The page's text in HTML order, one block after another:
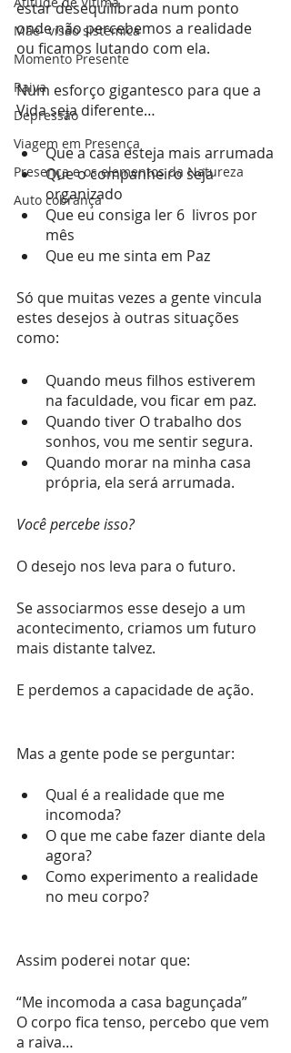
Mãe- visão sistêmica
Momento Presente
Raiva
Depressão
Viagem em Presença
Presença e os elementos da Natureza
Auto cobrança
estar desequilibrada num ponto
onde não percebemos a realidade
ou ficamos lutando com ela.
Num esforço gigantesco para que a
Vida seja diferente…
Que a casa esteja mais arrumada
Que o companheiro seja
organizado
Que eu consiga ler 6  livros por
mês
Que eu me sinta em Paz
Só que muitas vezes a gente vincula
estes desejos à outras situações
como:
Quando meus filhos estiverem
na faculdade, vou ficar em paz.
Quando tiver O trabalho dos
sonhos, vou me sentir segura.
Quando morar na minha casa
própria, ela será arrumada.
Você percebe isso?
O desejo nos leva para o futuro.
Se associarmos esse desejo a um
acontecimento, criamos um futuro
mais distante talvez.
E perdemos a capacidade de ação.
Mas a gente pode se perguntar:
Qual é a realidade que me
incomoda?
O que me cabe fazer diante dela
agora?
Como experimento a realidade
no meu corpo?
Assim poderei notar que:
“Me incomoda a casa bagunçada”
O corpo fica tenso, percebo que vem
a raiva…